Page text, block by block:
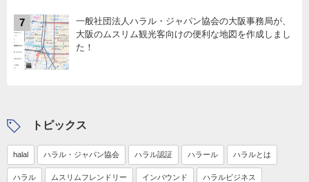
7
一般社団法人ハラル・ジャパン協会の大阪事務局が、
大阪のムスリム観光客向けの便利な地図を作成しまし
た！
トピックス
halal ハラル・ジャパン協会 ハラル認証 ハラール ハラルとは
ハラル ムスリムフレンドリー インバウンド ハラルビジネス